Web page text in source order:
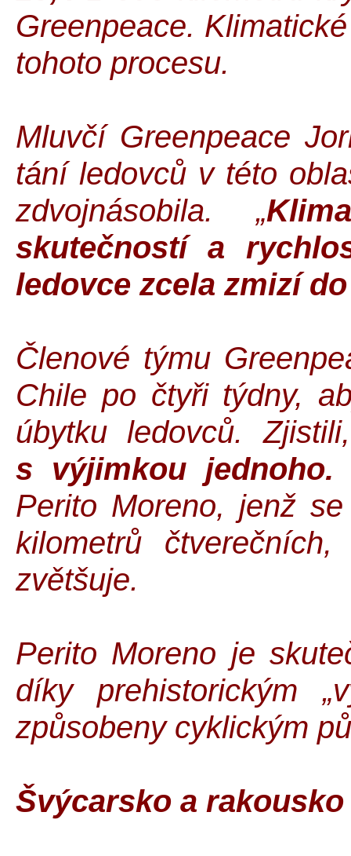
Greenpeace.
tohoto procesu.
Mluvčí Greenpeace
tání ledovců v této
zdvojnásobila. „
skutečností a
ledovce zcela zmizí
Členové týmu
Chile po čtyři týdny,
úbytku ledovců.
s výjimkou jednoho.
Perito Moreno, jenž
kilometrů
zvětšuje.
Perito Moreno je
díky prehistorickým
způsobeny cyklickým
Švýcarsko a